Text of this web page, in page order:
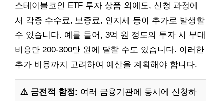
스테이블코인 ETF 투자 상품 외에도, 신청 과정에
서 각종 수수료, 보증료, 인지세 등이 추가로 발생할
수 있습니다. 예를 들어, 3억 원 정도의 투자 시 부대
비용만 200-300만 원에 달할 수도 있습니다. 이러한
추가 비용까지 고려하여 예산을 계획해야 합니다.
⚠️ 금전적 함정: 여러 금융기관에 동시에 신청하